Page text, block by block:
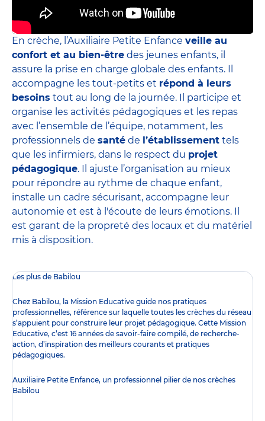
En crèche, l’Auxiliaire Petite Enfance veille au
confort et au bien-être des jeunes enfants, il
assure la prise en charge globale des enfants. Il
accompagne les tout-petits et répond à leurs
besoins tout au long de la journée. Il participe et
organise les activités pédagogiques et les repas
avec l’ensemble de l’équipe, notamment, les
professionnels de santé de l’établissement tels
que les infirmiers, dans le respect du projet
pédagogique. Il ajuste l’organisation au mieux
pour répondre au rythme de chaque enfant,
installe un cadre sécurisant, accompagne leur
autonomie et est à l'écoute de leurs émotions. Il
est garant de la propreté des locaux et du matériel
mis à disposition.
Les plus de Babilou
Chez Babilou, la Mission Educative guide nos pratiques
professionnelles, référence sur laquelle toutes les crèches du réseau
s’appuient pour construire leur projet pédagogique. Cette Mission
Educative, c’est 16 années de savoir-faire compilé, de recherche-
action, d’inspiration des meilleurs courants et pratiques
pédagogiques.
Auxiliaire Petite Enfance, un professionnel pilier de nos crèches
Babilou